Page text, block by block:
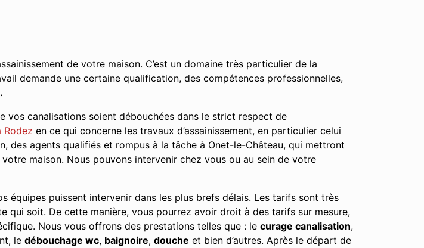
de votre maison. C’est un domaine très particulier de la
demande une certaine qualification, des compétences professionnelles,
vos canalisations soient débouchées dans le strict respect de
Rodez en ce qui concerne les travaux d’assainissement, en particulier celui
des agents qualifiés et rompus à la tâche à Onet-le-Château, qui mettront
maison. Nous pouvons intervenir chez vous ou au sein de votre
équipes puissent intervenir dans les plus brefs délais. Les tarifs sont très
qui soit. De cette manière, vous pourrez avoir droit à des tarifs sur mesure,
Nous vous offrons des prestations telles que : le curage canalisation,
le débouchage wc, baignoire, douche et bien d’autres. Après le départ de